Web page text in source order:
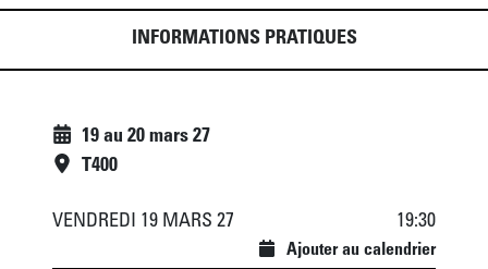
INFORMATIONS PRATIQUES
19 au 20 mars 27
T400
VENDREDI 19 MARS 27 19:30
Ajouter au calendrier